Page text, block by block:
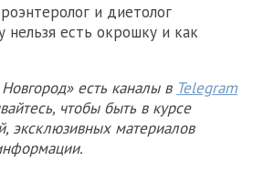
и диетолог
нельзя есть окрошку и как
есть каналы в Telegram
чтобы быть в курсе
эксклюзивных материалов